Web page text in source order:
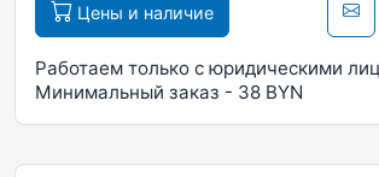
Цены и наличие
Работаем только с юридическими
Минимальный заказ - 38 BYN